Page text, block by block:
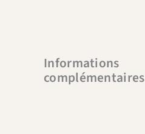
Informations
complémentaires